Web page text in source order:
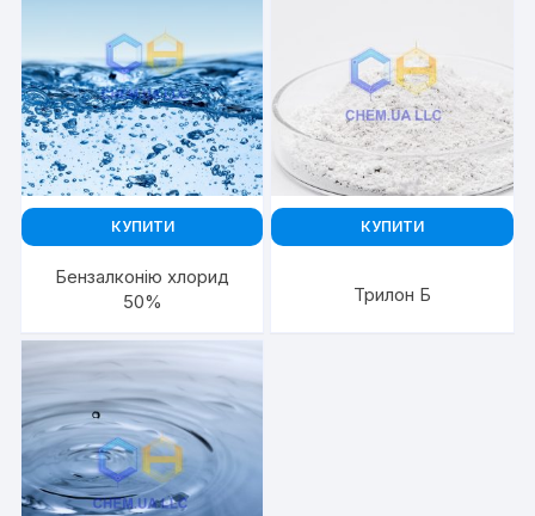
КУПИТИ
Бензалконію хлорид
50%
КУПИТИ
Трилон Б